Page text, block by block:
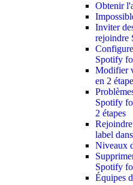
Obtenir
Inviter
rejoindre
Spotify
Modifier
en 2
Spotify
2 étapes
label
Niveaux
Spotify
Équipes